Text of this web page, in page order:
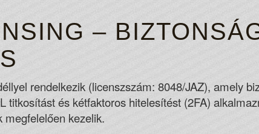
–
rendelkezik (licenszszám: 8048/JAZ), amely
titkosítást és kétfaktoros hitelesítést (2FA)
kezelik.